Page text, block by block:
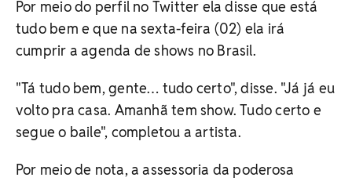
Por meio do perfil no Twitter ela disse que está
tudo bem e que na sexta-feira (02) ela irá
cumprir a agenda de shows no Brasil.
"Tá tudo bem, gente… tudo certo", disse. "Já já eu
volto pra casa. Amanhã tem show. Tudo certo e
segue o baile", completou a artista.
Por meio de nota, a assessoria da poderosa